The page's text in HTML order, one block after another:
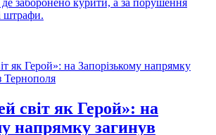
заборонено курити, а за порушення
штрафи.
світ як Герой»: на
напрямку загинув